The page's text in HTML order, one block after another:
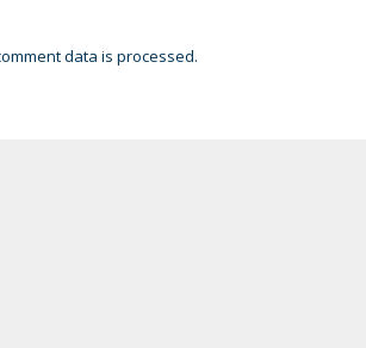
data is processed.